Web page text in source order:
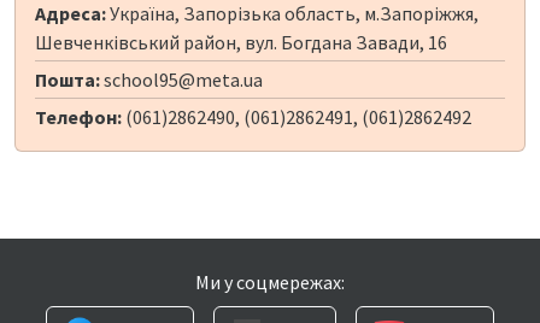
Адреса:Україна, Запорізька область, м.Запоріжжя,
Шевченківський район, вул. Богдана Завади, 16
Пошта:school95@meta.ua
Телефон: (061)2862490, (061)2862491, (061)2862492
Ми у соцмережах: